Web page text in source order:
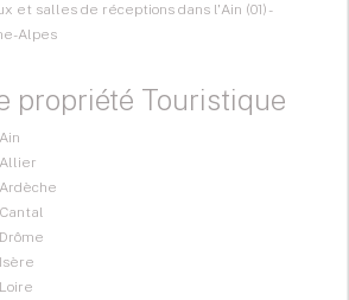
et salles de réceptions dans l'Ain (01) -
Alpes
propriété Touristique